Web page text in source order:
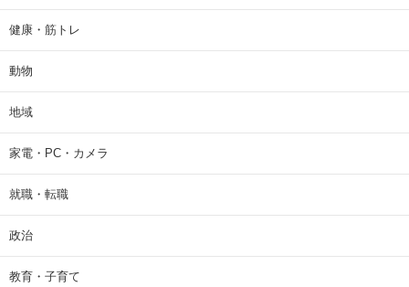
健康・筋トレ
動物
地域
家電・PC・カメラ
就職・転職
政治
教育・子育て